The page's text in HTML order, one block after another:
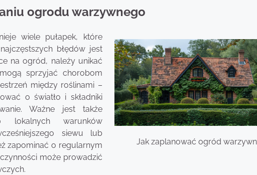
ogrodu warzywnego
Jak zaplanować ogród
wiele pułapek, które
błędów jest
na ogród, należy unikać
sprzyjać chorobom
między roślinami –
o światło i składniki
Ważne jest także
lokalnych warunków
siewu lub
zapominać o regularnym
może prowadzić